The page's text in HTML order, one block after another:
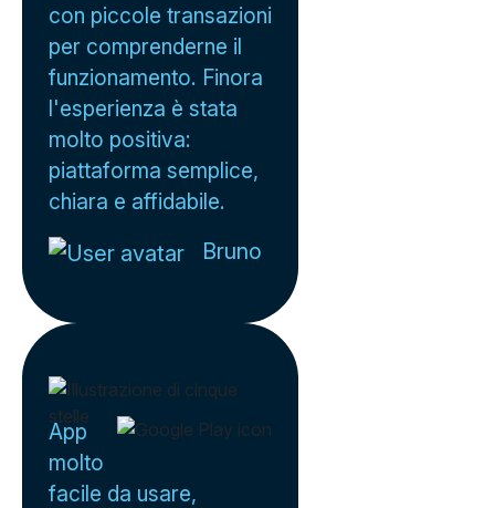
con piccole transazioni
per comprenderne il
funzionamento. Finora
l'esperienza è stata
molto positiva:
piattaforma semplice,
chiara e affidabile.
Bruno
App
molto
facile da usare,